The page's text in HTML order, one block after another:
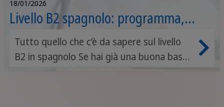
18/01/2026
Livello B2 spagnolo: programma,
esercizi e libri da leggere
Tutto quello che c’è da sapere sul livello
B2 in spagnolo Se hai già una buona base